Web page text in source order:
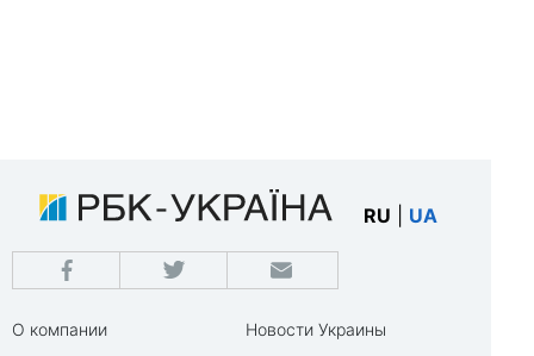
RU UA
О компании
Новости Украины